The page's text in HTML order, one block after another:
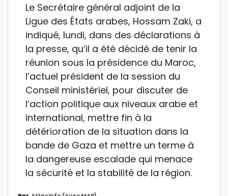
Le Secrétaire général adjoint de la
Ligue des États arabes, Hossam Zaki, a
indiqué, lundi, dans des déclarations à
la presse, qu’il a été décidé de tenir la
réunion sous la présidence du Maroc,
l’actuel président de la session du
Conseil ministériel, pour discuter de
l’action politique aux niveaux arabe et
international, mettre fin à la
détérioration de la situation dans la
bande de Gaza et mettre un terme à
la dangereuse escalade qui menace
la sécurité et la stabilité de la région.